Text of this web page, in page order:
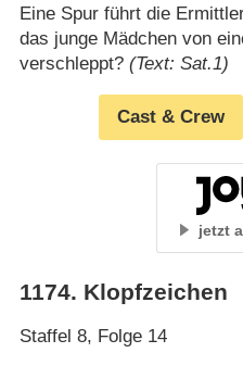
Eine Spur führt die
das junge Mädchen von
verschleppt? (Text: Sat.1)
Cast & Crew
jetzt
1174. Klopfzeichen
Staffel 8, Folge 14